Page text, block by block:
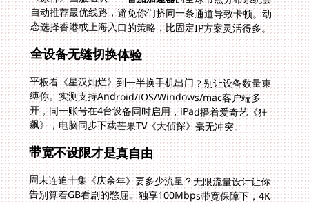
态选择香港或上海入口的策略，比固定IP方案灵活得多。
全设备无缝切换体验
平板看《星汉灿烂》到一半换手机出门？别让设备数量束
缚你。实测支持Android/iOS/Windows/mac客户端多
开，同一账号在4台设备同时启用，iPad播着爱奇艺《狂
飙》，电脑同步下载芒果TV《大侦探》毫无冲突。
带宽不设限才是真自由
周末连追十集《庆余年》要多少流量？无限流量设计让你
告别算着GB看剧的憋屈。独享100Mbps带宽保障下，4K
画质加载如德芙般丝滑。更妙的是智能识别机制：刷抖音
自动走社交专线，打开网易云切回音乐通道，玩游戏时独